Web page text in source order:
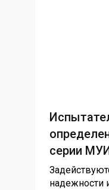
серии
надежности